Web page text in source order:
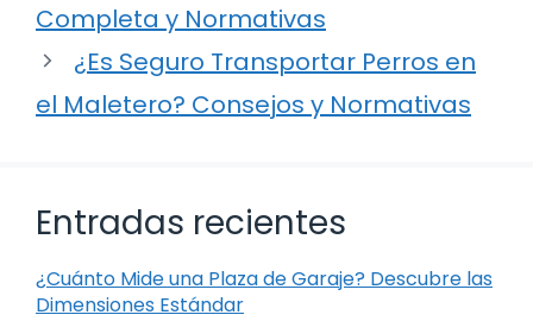
Completa y Normativas
¿Es Seguro Transportar Perros en
el Maletero? Consejos y Normativas
Entradas recientes
¿Cuánto Mide una Plaza de Garaje? Descubre las
Dimensiones Estándar